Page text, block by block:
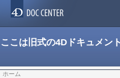
ここは旧式の4Dドキュメン
ホーム